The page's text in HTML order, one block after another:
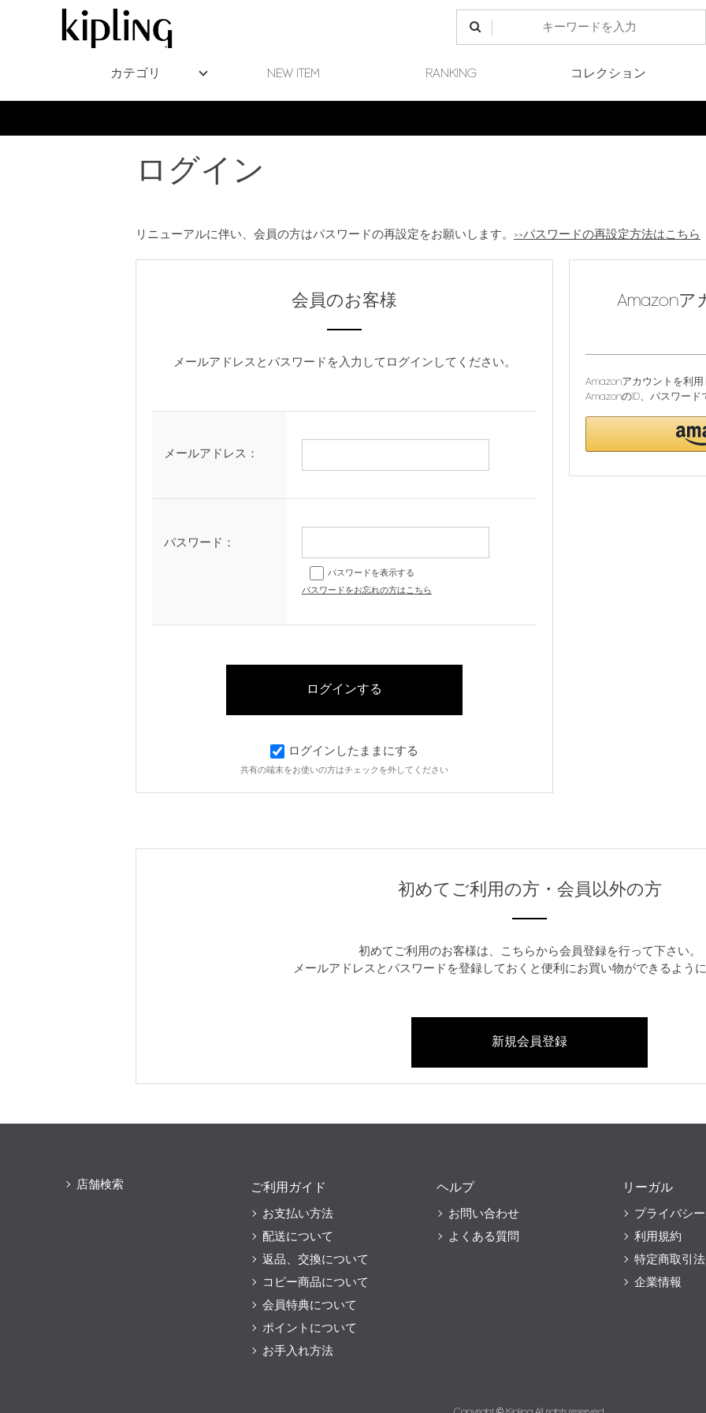
カテゴリ NEW ITEM RANKING コレクション
ログイン
リニューアルに伴い、会員の方はパスワードの再設定をお願いします。 >>パスワードの再設定方法はこちら
会員のお客様
メールアドレスとパスワードを入力してログインしてください。
メールアドレス：
パスワード：
パスワードを表示する
パスワードをお忘れの方はこちら
ログインしたままにする
共有の端末をお使いの方はチェックを外してください
Amazonア
Amazonアカウントを利
AmazonのID、パスワード
初めてご利用の方・会員以外の方
初めてご利用のお客様は、こちらから会員登録を行って下さい。
メールアドレスとパスワードを登録しておくと便利にお買い物ができるように
店舗検索
ご利用ガイド
お支払い方法
配送について
返品、交換について
コピー商品について
会員特典について
ポイントについて
お手入れ方法
ヘルプ
お問い合わせ
よくある質問
リーガル
プライバシ
利用規約
特定商取引
企業情報